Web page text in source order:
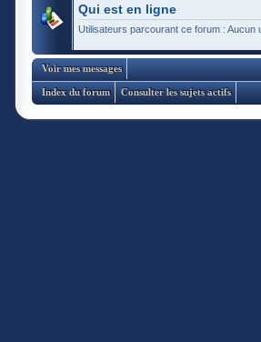
Qui est en ligne
Utilisateurs parcourant ce forum : Aucun
Voir mes messages
Index du forum Consulter les sujets actifs